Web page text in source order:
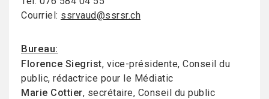
Courriel: ssrvaud@ssrsr.ch
Bureau:
Florence Siegrist, vice-présidente, Conseil du
public, rédactrice pour le Médiatic
Marie Cottier, secrétaire, Conseil du public